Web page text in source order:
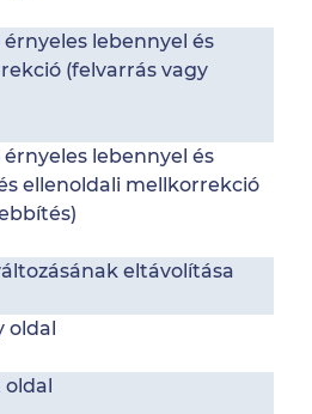
lebennyel és
(felvarrás vagy
lebennyel és
ellenoldali mellkorrekció
eltávolítása
oldal
oldal